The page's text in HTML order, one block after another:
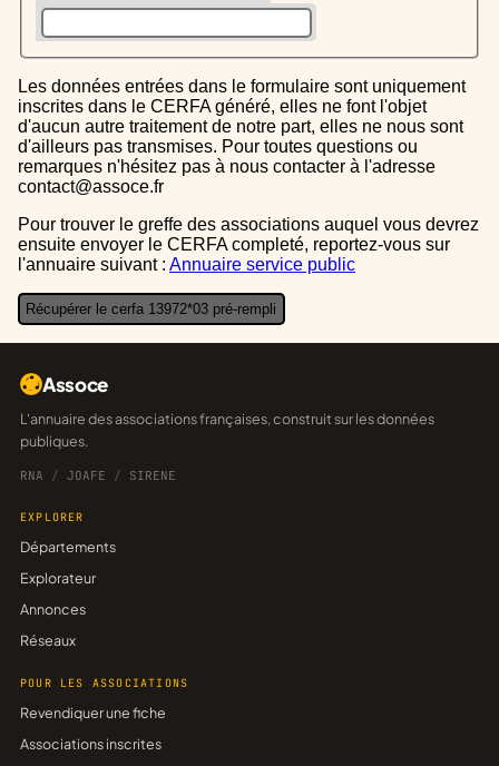
Les données entrées dans le formulaire sont uniquement
inscrites dans le CERFA généré, elles ne font l'objet
d'aucun autre traitement de notre part, elles ne nous sont
d'ailleurs pas transmises. Pour toutes questions ou
remarques n'hésitez pas à nous contacter à l'adresse
contact@assoce.fr
Pour trouver le greffe des associations auquel vous devrez
ensuite envoyer le CERFA completé, reportez-vous sur
l'annuaire suivant : Annuaire service public
Récupérer le cerfa 13972*03 pré-rempli
Assoce
L'annuaire des associations françaises, construit sur les données
publiques.
RNA / JOAFE / SIRENE
EXPLORER
Départements
Explorateur
Annonces
Réseaux
POUR LES ASSOCIATIONS
Revendiquer une fiche
Associations inscrites